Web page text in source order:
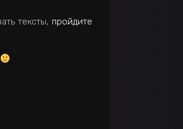
тексты, пройдите